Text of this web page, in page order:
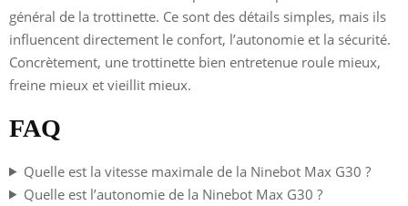
général de la trottinette. Ce sont des détails simples, mais ils
influencent directement le confort, l’autonomie et la sécurité.
Concrètement, une trottinette bien entretenue roule mieux,
freine mieux et vieillit mieux.
FAQ
Quelle est la vitesse maximale de la Ninebot Max G30 ?
Quelle est l’autonomie de la Ninebot Max G30 ?